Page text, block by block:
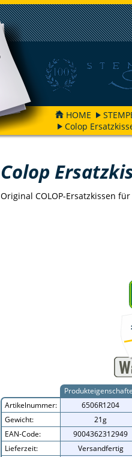
HOME
Colop
Colop
Original COLOP-Ersatzkissen
Artikelnummer:
6506R1204
Gewicht:
21g
EAN-Code:
9004362312949
Lieferzeit:
Versandfertig